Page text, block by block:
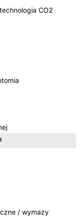
CO2
/ wymazy